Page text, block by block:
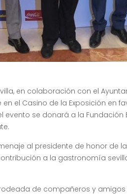
en colaboración con el
el Casino de la Exposición en
evento se donará a la
al presidente de honor de
a la gastronomía
de compañeros y amigos